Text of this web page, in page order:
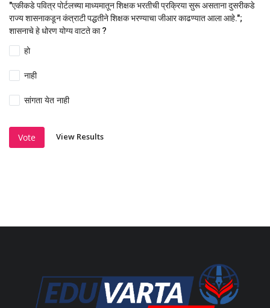
"एकीकडे पवित्र पोर्टलच्या माध्यमातून शिक्षक भरतीची प्रक्रिया सुरू असताना दुसरीकडे
राज्य शासनाकडून कंत्राटी पद्धतीने शिक्षक भरण्याचा जीआर काढण्यात आला आहे.";
शासनाचे हे धोरण योग्य वाटते का ?
हो
नाही
सांगता येत नाही
Vote View Results